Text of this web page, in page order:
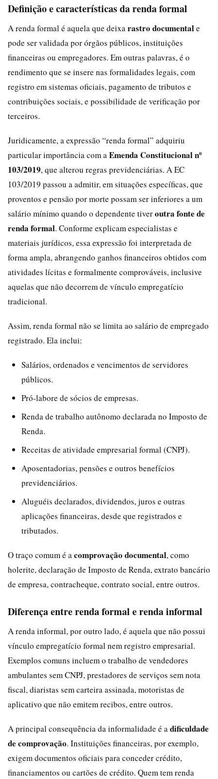
Definição e características da renda formal
A renda formal é aquela que deixa rastro documentale
pode ser validada por órgãos públicos, instituições
financeiras ou empregadores. Em outras palavras, é o
rendimento que se insere nas formalidades legais, com
registro em sistemas oficiais, pagamento de tributos e
contribuições sociais, e possibilidade de verificação por
terceiros.
Juridicamente, a expressão “renda formal” adquiriu
particular importância com a Emenda Constitucional nº
103/2019, que alterou regras previdenciárias. A EC
103/2019 passou a admitir, em situações específicas, que
proventos e pensão por morte possam ser inferiores a um
salário mínimo quando o dependente tiveroutra fonte de
renda formal. Conforme explicam especialistas e
materiais jurídicos, essa expressão foi interpretada de
forma ampla, abrangendo ganhos financeiros obtidos com
atividades lícitas e formalmente comprováveis, inclusive
aquelas que não decorrem de vínculo empregatício
tradicional.
Assim, renda formal não se limita ao salário de empregado
registrado. Ela inclui:
Salários, ordenados e vencimentos de servidores
públicos.
Pró-labore de sócios de empresas.
Renda de trabalho autônomo declarada no Imposto de
Renda.
Receitas de atividade empresarial formal (CNPJ).
Aposentadorias, pensões e outros benefícios
previdenciários.
Aluguéis declarados, dividendos, juros e outras
aplicações financeiras, desde que registrados e
tributados.
O traço comum é a comprovação documental, como
holerite, declaração de Imposto de Renda, extrato bancário
de empresa, contracheque, contrato social, entre outros.
Diferença entre renda formal e renda informal
A renda informal, por outro lado, é aquela que não possui
vínculo empregatício formal nem registro empresarial.
Exemplos comuns incluem o trabalho de vendedores
ambulantes sem CNPJ, prestadores de serviços sem nota
fiscal, diaristas sem carteira assinada, motoristas de
aplicativo que não emitem recibos, entre outros.
A principal consequência da informalidade é a dificuldade
de comprovação. Instituições financeiras, por exemplo,
exigem documentos oficiais para conceder crédito,
financiamentos ou cartões de crédito. Quem tem renda